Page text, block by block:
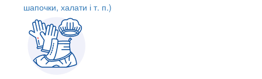
шапочки, халати і т. п.)